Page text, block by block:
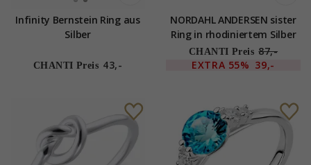
Infinity Bernstein Ring aus
Silber
CHANTI Preis 43,-
NORDAHL ANDERSEN sister
Ring in rhodiniertem Silber
CHANTI Preis 87,-
EXTRA 55% 39,-